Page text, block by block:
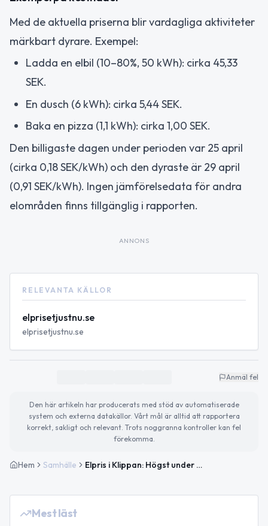
Med de aktuella priserna blir vardagliga aktiviteter
märkbart dyrare. Exempel:
Ladda en elbil (10–80%, 50 kWh): cirka 45,33
SEK.
En dusch (6 kWh): cirka 5,44 SEK.
Baka en pizza (1,1 kWh): cirka 1,00 SEK.
Den billigaste dagen under perioden var 25 april
(cirka 0,18 SEK/kWh) och den dyraste är 29 april
(0,91 SEK/kWh). Ingen jämförelsedata för andra
elområden finns tillgänglig i rapporten.
ANNONS
RELEVANTA KÄLLOR
elprisetjustnu.se
elprisetjustnu.se
Anmäl fel
Den här artikeln har producerats med stöd av automatiserade
system och externa datakällor. Vårt mål är alltid att rapportera
korrekt, sakligt och relevant. Trots noggranna kontroller kan fel
förekomma.
Hem Samhälle Elpris i Klippan: Högst under perioden
Mest läst